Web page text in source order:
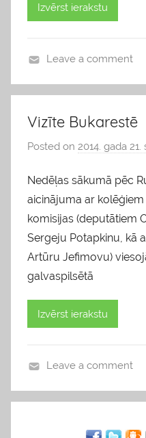
Izvērst ierakstu
l
g
s
Leave a comment
Vizīte Bukarestē
Posted on 2014. gada
Nedēļas sākumā pēc
aicinājuma ar
komisijas (deputātiem
Sergeju Potapkinu, kā
Artūru Jefimovu)
galvaspilsētā
Izvērst ierakstu
l
Leave a comment